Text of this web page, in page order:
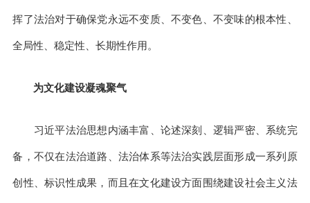
挥了法治对于确保党永远不变质、不变色、不变味的根本性、
全局性、稳定性、长期性作用。
为文化建设凝魂聚气
习近平法治思想内涵丰富、论述深刻、逻辑严密、系统完
备，不仅在法治道路、法治体系等法治实践层面形成一系列原
创性、标识性成果，而且在文化建设方面围绕建设社会主义法